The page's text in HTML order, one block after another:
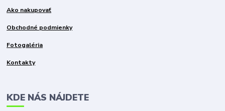
Ako nakupovať
Obchodné podmienky
Fotogaléria
Kontakty
KDE NÁS NÁJDETE